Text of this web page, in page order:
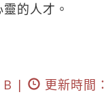
的人才。
B |
更新時間